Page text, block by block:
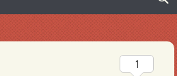
efter:
1